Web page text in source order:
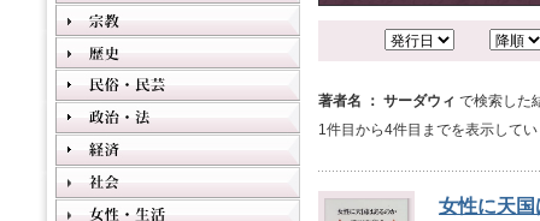
著者名 ： サーダウィ で検索した
1件目から4件目までを表示して
女性に天